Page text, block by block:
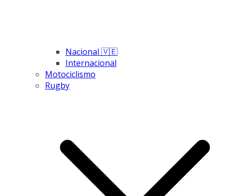
Nacional 🇻🇪
Internacional
Motociclismo
Rugby